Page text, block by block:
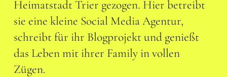
Heimatstadt Trier gezogen. Hier betreibt
sie eine kleine Social Media Agentur,
schreibt für ihr Blogprojekt und genießt
das Leben mit ihrer Family in vollen
Zügen.